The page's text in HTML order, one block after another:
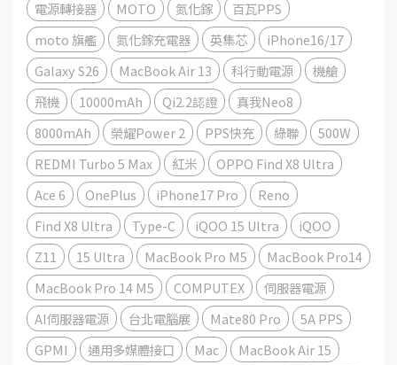
電源轉接器 MOTO 氮化鎵
百瓦PPS
moto 旗艦
氮化鎵充電器 英集芯
iPhone16/17
Galaxy S26
MacBook Air 13 科行動電源
機艙
飛機
10000mAh Qi2.2認證
真我Neo8
8000mAh
榮耀Power 2 PPS快充 綠聯
500W
REDMI Turbo 5 Max
紅米
OPPO Find X8 Ultra
Ace 6
OnePlus iPhone17 Pro
Reno
Find X8 Ultra
Type-C iQOO 15 Ultra
iQOO
Z11
15 Ultra MacBook Pro M5
MacBook Pro14
MacBook Pro 14 M5
COMPUTEX
伺服器電源
AI伺服器電源
台北電腦展 Mate80 Pro
5A PPS
GPMI
通用多媒體接口 Mac
MacBook Air 15